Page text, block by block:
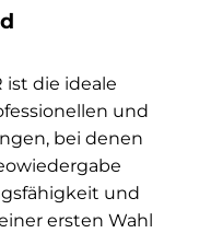
ist die ideale
und
bei denen
und
ersten Wahl